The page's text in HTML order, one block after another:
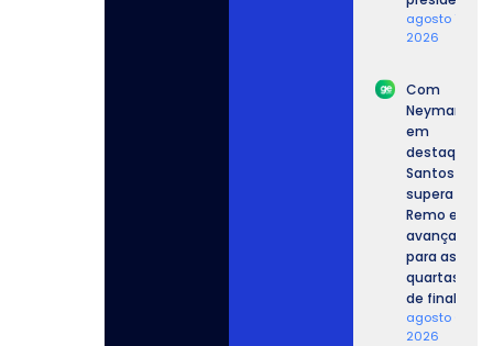
agosto 7,
2026
Com
Neymar
em
destaque,
Santos
supera o
Remo e
avança
para as
quartas
de final.
agosto 6,
2026